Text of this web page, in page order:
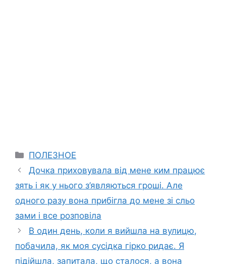
Categories
ПОЛЕЗНОЕ
Дочка приховувала від мене ким працює
зять і як у нього з’являються гроші. Але
одного разу вона прибігла до мене зі сльо
зами і все розповіла
В один день, коли я вийшла на вулицю,
побачила, як моя сусідка гірко ридає. Я
підійшла, запитала, що сталося, а вона